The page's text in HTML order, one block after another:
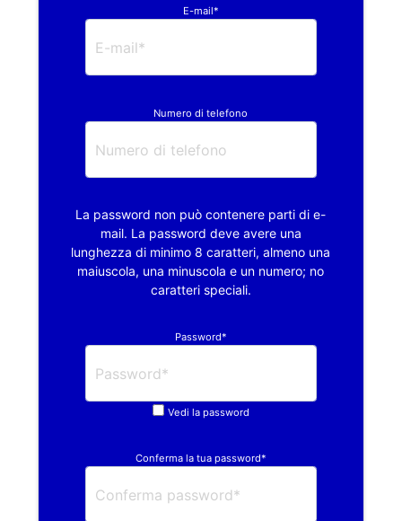
E-mail*
Numero di telefono
La password non può contenere parti di e-
mail. La password deve avere una
lunghezza di minimo 8 caratteri, almeno una
maiuscola, una minuscola e un numero; no
caratteri speciali.
Password*
Vedi la password
Conferma la tua password*